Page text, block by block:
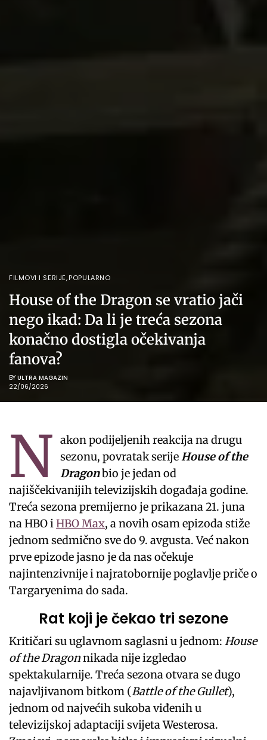
FILMOVI I SERIJE,POPULARNO
House of the Dragon se vratio jači
nego ikad: Da li je treća sezona
konačno dostigla očekivanja
fanova?
BY ULTRA MAGAZIN
22/06/2026
N akon podijeljenih reakcija na drugu
sezonu, povratak serijeHouse of the
Dragonbio je jedan od
najiščekivanijih televizijskih događaja godine.
Treća sezona premijerno je prikazana 21. juna
na HBO iHBO Max, a novih osam epizoda stiže
jednom sedmično sve do 9. avgusta. Već nakon
prve epizode jasno je da nas očekuje
najintenzivnije i najratobornije poglavlje priče o
Targaryenima do sada.
Rat koji je čekao tri sezone
Kritičari su uglavnom saglasni u jednom:House
of the Dragonnikada nije izgledao
spektakularnije. Treća sezona otvara se dugo
najavljivanom bitkom (Battle of the Gullet),
jednom od najvećih sukoba viđenih u
televizijskoj adaptaciji svijeta Westerosa.